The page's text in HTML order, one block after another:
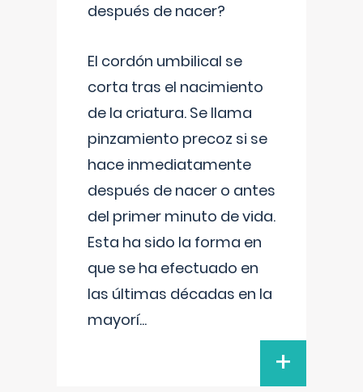
después de nacer?
El cordón umbilical se
corta tras el nacimiento
de la criatura. Se llama
pinzamiento precoz si se
hace inmediatamente
después de nacer o antes
del primer minuto de vida.
Esta ha sido la forma en
que se ha efectuado en
las últimas décadas en la
mayorí...
+